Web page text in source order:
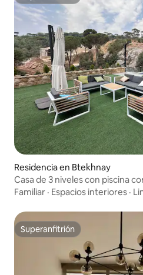
Residencia en Btekhnay
Casa de 3 niveles con piscina
Familiar · Espacios interiores ·
Superanfitrión
Superanfitrión